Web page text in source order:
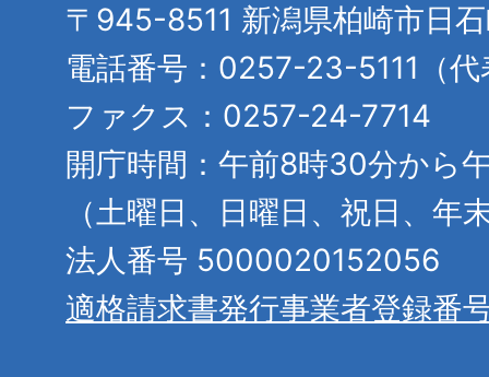
〒945-8511 新潟県柏崎市日
電話番号：0257-23-5111（代
ファクス：0257-24-7714
開庁時間：午前8時30分から
（土曜日、日曜日、祝日、年
法人番号 5000020152056
適格請求書発行事業者登録番